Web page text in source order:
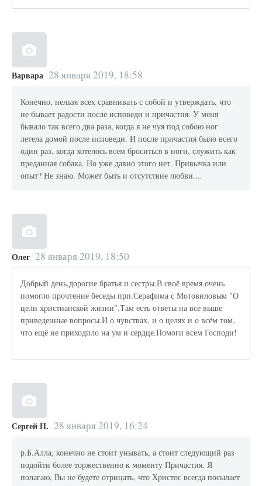
Варвара 28 января 2019, 18:58
Конечно, нельзя всех сравнивать с собой и утверждать, что
не бывает радости после исповеди и причастия. У меня
бывало так всего два раза, когда я не чуя под собою ног
летела домой после исповеди. И после причастия было всего
один раз, когда хотелось всем броситься в ноги, служить как
преданная собака. Но уже давно этого нет. Привычка или
опыт? Не знаю. Может быть и отсутствие любви....
Олег 28 января 2019, 18:50
Добрый день,дорогие братья и сестры.В своё время очень
помогло прочтение беседы прп.Серафима с Мотовиловым "О
цели христианской жизни".Там есть ответы на все выше
приведенные вопросы.И о чувствах, и о целях и о всём том,
что ещё не приходило на ум и сердце.Помоги всем Господи!
Сергей Н. 28 января 2019, 16:24
р.Б.Алла, конечно не стоит унывать, а стоит следующий раз
подойти более торжественно к моменту Причастия. Я
полагаю, Вы не будете отрицать, что Христос всегда посылает